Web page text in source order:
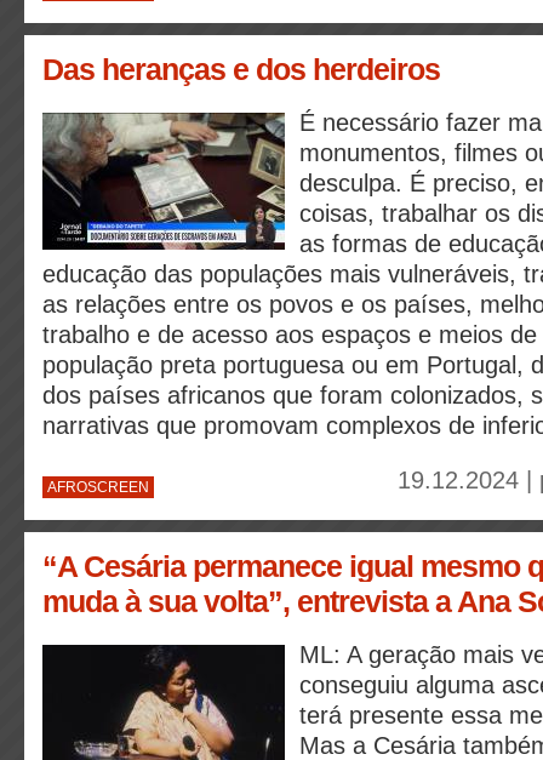
Das heranças e dos herdeiros
É necessário fazer
monumentos, filmes
desculpa. É preciso,
coisas, trabalhar os
as formas de
educação das populações mais vulneráveis,
as relações entre os povos e os países,
trabalho e de acesso aos espaços e meios
população preta portuguesa ou em Portugal,
dos países africanos que foram colonizados,
narrativas que promovam complexos de
AFROSCREEN 19.12.2024
“A Cesária permanece igual mesmo
muda à sua volta”, entrevista a Ana
ML: A geração mais
conseguiu alguma
terá presente essa
Mas a Cesária